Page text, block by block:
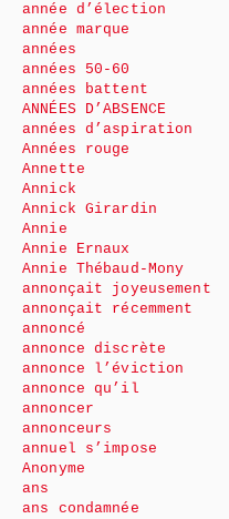
année d’élection
année marque
années
années 50-60
années battent
ANNÉES D’ABSENCE
années d’aspiration
Années rouge
Annette
Annick
Annick Girardin
Annie
Annie Ernaux
Annie Thébaud-Mony
annonçait joyeusement
annonçait récemment
annoncé
annonce discrète
annonce l’éviction
annonce qu’il
annoncer
annonceurs
annuel s’impose
Anonyme
ans
ans condamnée